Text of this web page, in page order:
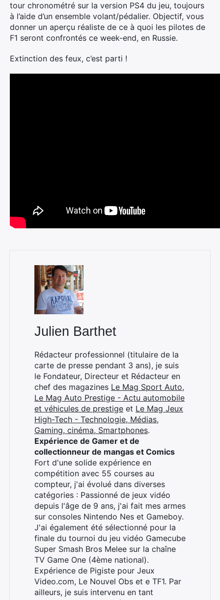
tour chronométré sur la version PS4 du jeu, toujours
à l’aide d’un ensemble volant/pédalier. Objectif, vous
donner un aperçu réaliste de ce à quoi les pilotes de
F1 seront confrontés ce week-end, en Russie.
Extinction des feux, c’est parti !
Julien Barthet
Rédacteur professionnel (titulaire de la
carte de presse pendant 3 ans), je suis
le Fondateur, Directeur et Rédacteur en
chef des magazines Le Mag Sport Auto,
Le Mag Auto Prestige - Actu automobile
et véhicules de prestige et Le Mag Jeux
High-Tech - Technologie, Médias,
Gaming, cinéma, Smartphones.
Expérience de Gamer et de
collectionneur de mangas et Comics
Fort d'une solide expérience en
compétition avec 55 courses au
compteur, j'ai évolué dans diverses
catégories : Passionné de jeux vidéo
depuis l'âge de 9 ans, j'ai fait mes armes
sur consoles Nintendo Nes et Gameboy.
J'ai également été sélectionné pour la
finale du tournoi du jeu vidéo Gamecube
Super Smash Bros Melee sur la chaîne
TV Game One (4ème national).
Expérience de Pigiste pour Jeux
Video.com, Le Nouvel Obs et e TF1. Par
ailleurs, je suis intervenu en tant